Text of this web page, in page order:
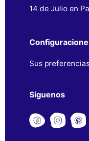
14 de Julio en
Sus
Síguenos